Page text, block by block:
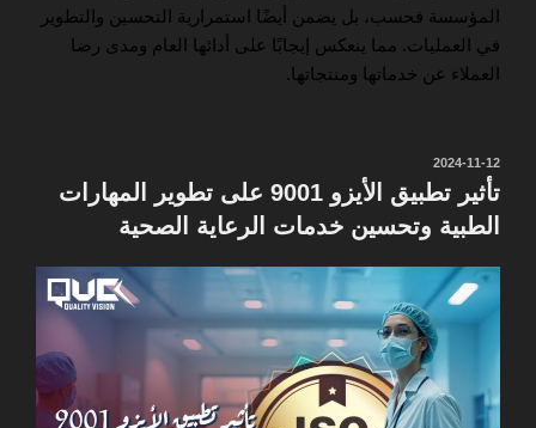
المؤسسة فحسب، بل يضمن أيضًا استمرارية التحسين والتطوير
في العمليات. مما ينعكس إيجابًا على أدائها العام ومدى رضا
العملاء عن خدماتها ومنتجاتها.
نُشر
في
2024-11-12
تأثير تطبيق الأيزو 9001 على تطوير المهارات
الطبية وتحسين خدمات الرعاية الصحية